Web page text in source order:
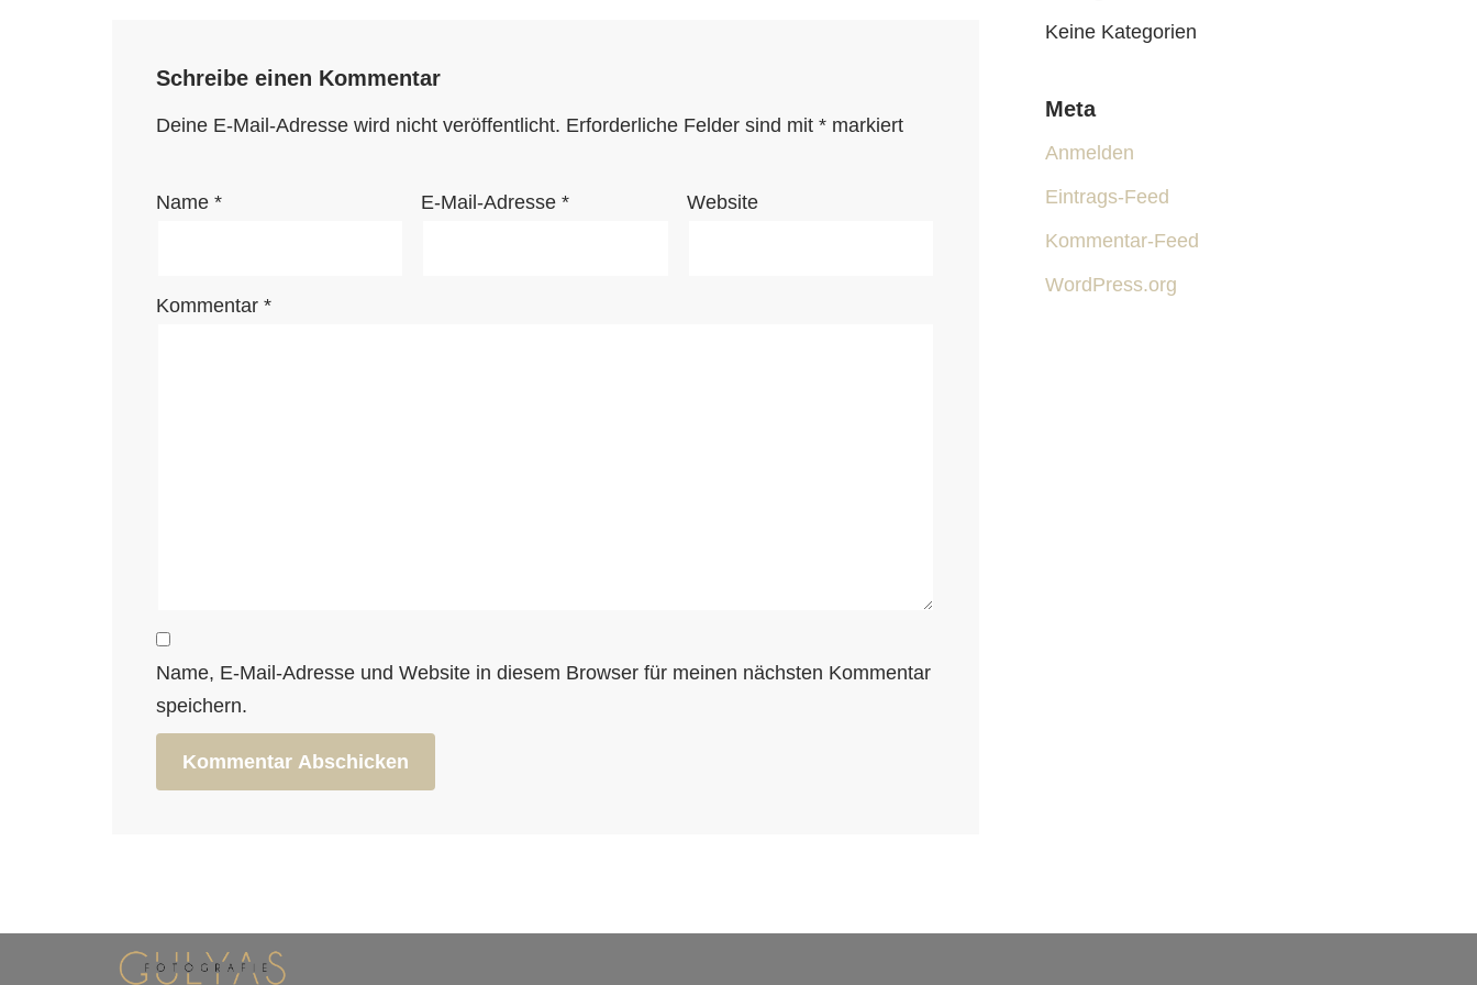
Schreibe einen Kommentar
Deine E-Mail-Adresse wird nicht veröffentlicht. Erforderliche Felder sind mit * markiert
Name * E-Mail-Adresse* Website
Kommentar *
Name, E-Mail-Adresse und Website in diesem Browser für meinen nächsten Kommentar
speichern.
Keine Kategorien
Meta
Anmelden
Eintrags-Feed
Kommentar-Feed
WordPress.org